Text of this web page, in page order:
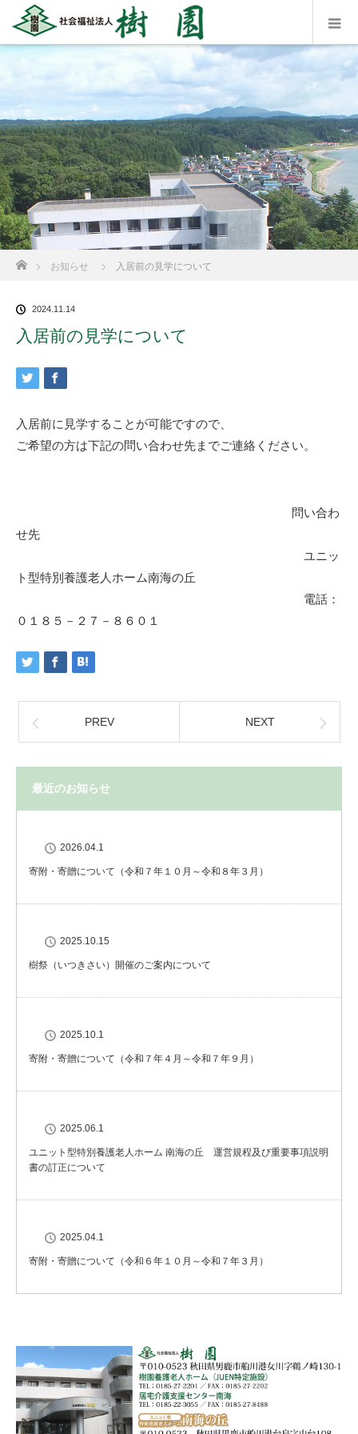
ホーム
お知らせ 入居前の見学について
2024.11.14
入居前の見学について
入居前に見学することが可能ですので、
ご希望の方は下記の問い合わせ先までご連絡ください。
問い合わ
せ先
ユニッ
ト型特別養護老人ホーム南海の丘
電話：
０１８５－２７－８６０１
PREV NEXT
最近のお知らせ
2026.04.1
寄附・寄贈について（令和７年１０月～令和８年３月）
2025.10.15
樹祭（いつきさい）開催のご案内について
2025.10.1
寄附・寄贈について（令和７年４月～令和７年９月）
2025.06.1
ユニット型特別養護老人ホーム 南海の丘 運営規程及び重要事項説明
書の訂正について
2025.04.1
寄附・寄贈について（令和６年１０月～令和７年３月）